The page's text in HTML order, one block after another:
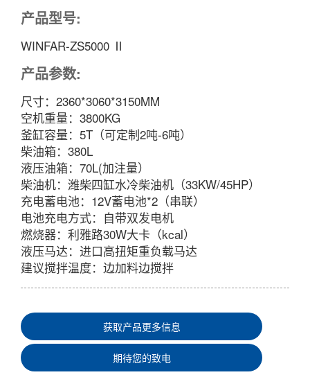
产品型号:
WINFAR-ZS5000 Ⅱ
产品参数:
尺寸：2360*3060*3150MM
空机重量：3800KG
釜缸容量：5T（可定制2吨-6吨）
柴油箱：380L
液压油箱：70L(加注量）
柴油机：潍柴四缸水冷柴油机（33KW/45HP）
充电蓄电池：12V蓄电池*2（串联）
电池充电方式：自带双发电机
燃烧器：利雅路30W大卡（kcal）
液压马达：进口高扭矩重负载马达
建议搅拌温度：边加料边搅拌
获取产品更多信息
期待您的致电